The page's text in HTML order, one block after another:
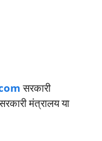
सरकारी
मंत्रालय या